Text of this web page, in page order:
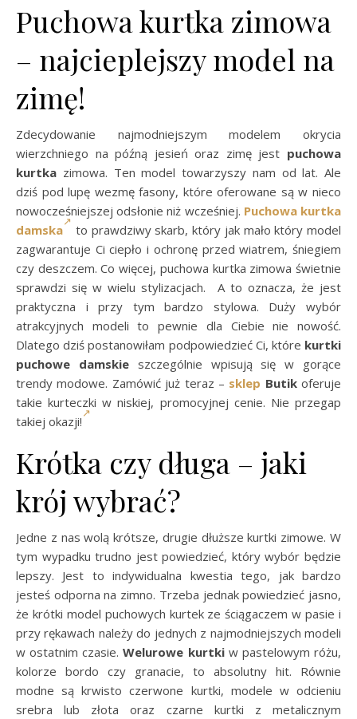
Puchowa kurtka zimowa
– najcieplejszy model na
zimę!
Zdecydowanie najmodniejszym modelem okrycia
wierzchniego na późną jesień oraz zimę jest puchowa
kurtka zimowa. Ten model towarzyszy nam od lat. Ale
dziś pod lupę wezmę fasony, które oferowane są w nieco
nowocześniejszej odsłonie niż wcześniej. Puchowa kurtka
damska
to prawdziwy skarb, który jak mało który model
zagwarantuje Ci ciepło i ochronę przed wiatrem, śniegiem
czy deszczem. Co więcej, puchowa kurtka zimowa świetnie
sprawdzi się w wielu stylizacjach. A to oznacza, że jest
praktyczna i przy tym bardzo stylowa. Duży wybór
atrakcyjnych modeli to pewnie dla Ciebie nie nowość.
Dlatego dziś postanowiłam podpowiedzieć Ci, które kurtki
puchowe damskieszczególnie wpisują się w gorące
trendy modowe. Zamówić już teraz – sklep Butikoferuje
takie kurteczki w niskiej, promocyjnej cenie. Nie przegap
takiej okazji!
Krótka czy długa – jaki
krój wybrać?
Jedne z nas wolą krótsze, drugie dłuższe kurtki zimowe. W
tym wypadku trudno jest powiedzieć, który wybór będzie
lepszy. Jest to indywidualna kwestia tego, jak bardzo
jesteś odporna na zimno. Trzeba jednak powiedzieć jasno,
że krótki model puchowych kurtek ze ściągaczem w pasie i
przy rękawach należy do jednych z najmodniejszych modeli
w ostatnim czasie.Welurowe kurtki w pastelowym różu,
kolorze bordo czy granacie, to absolutny hit. Równie
modne są krwisto czerwone kurtki, modele w odcieniu
srebra lub złota oraz czarne kurtki z metalicznym